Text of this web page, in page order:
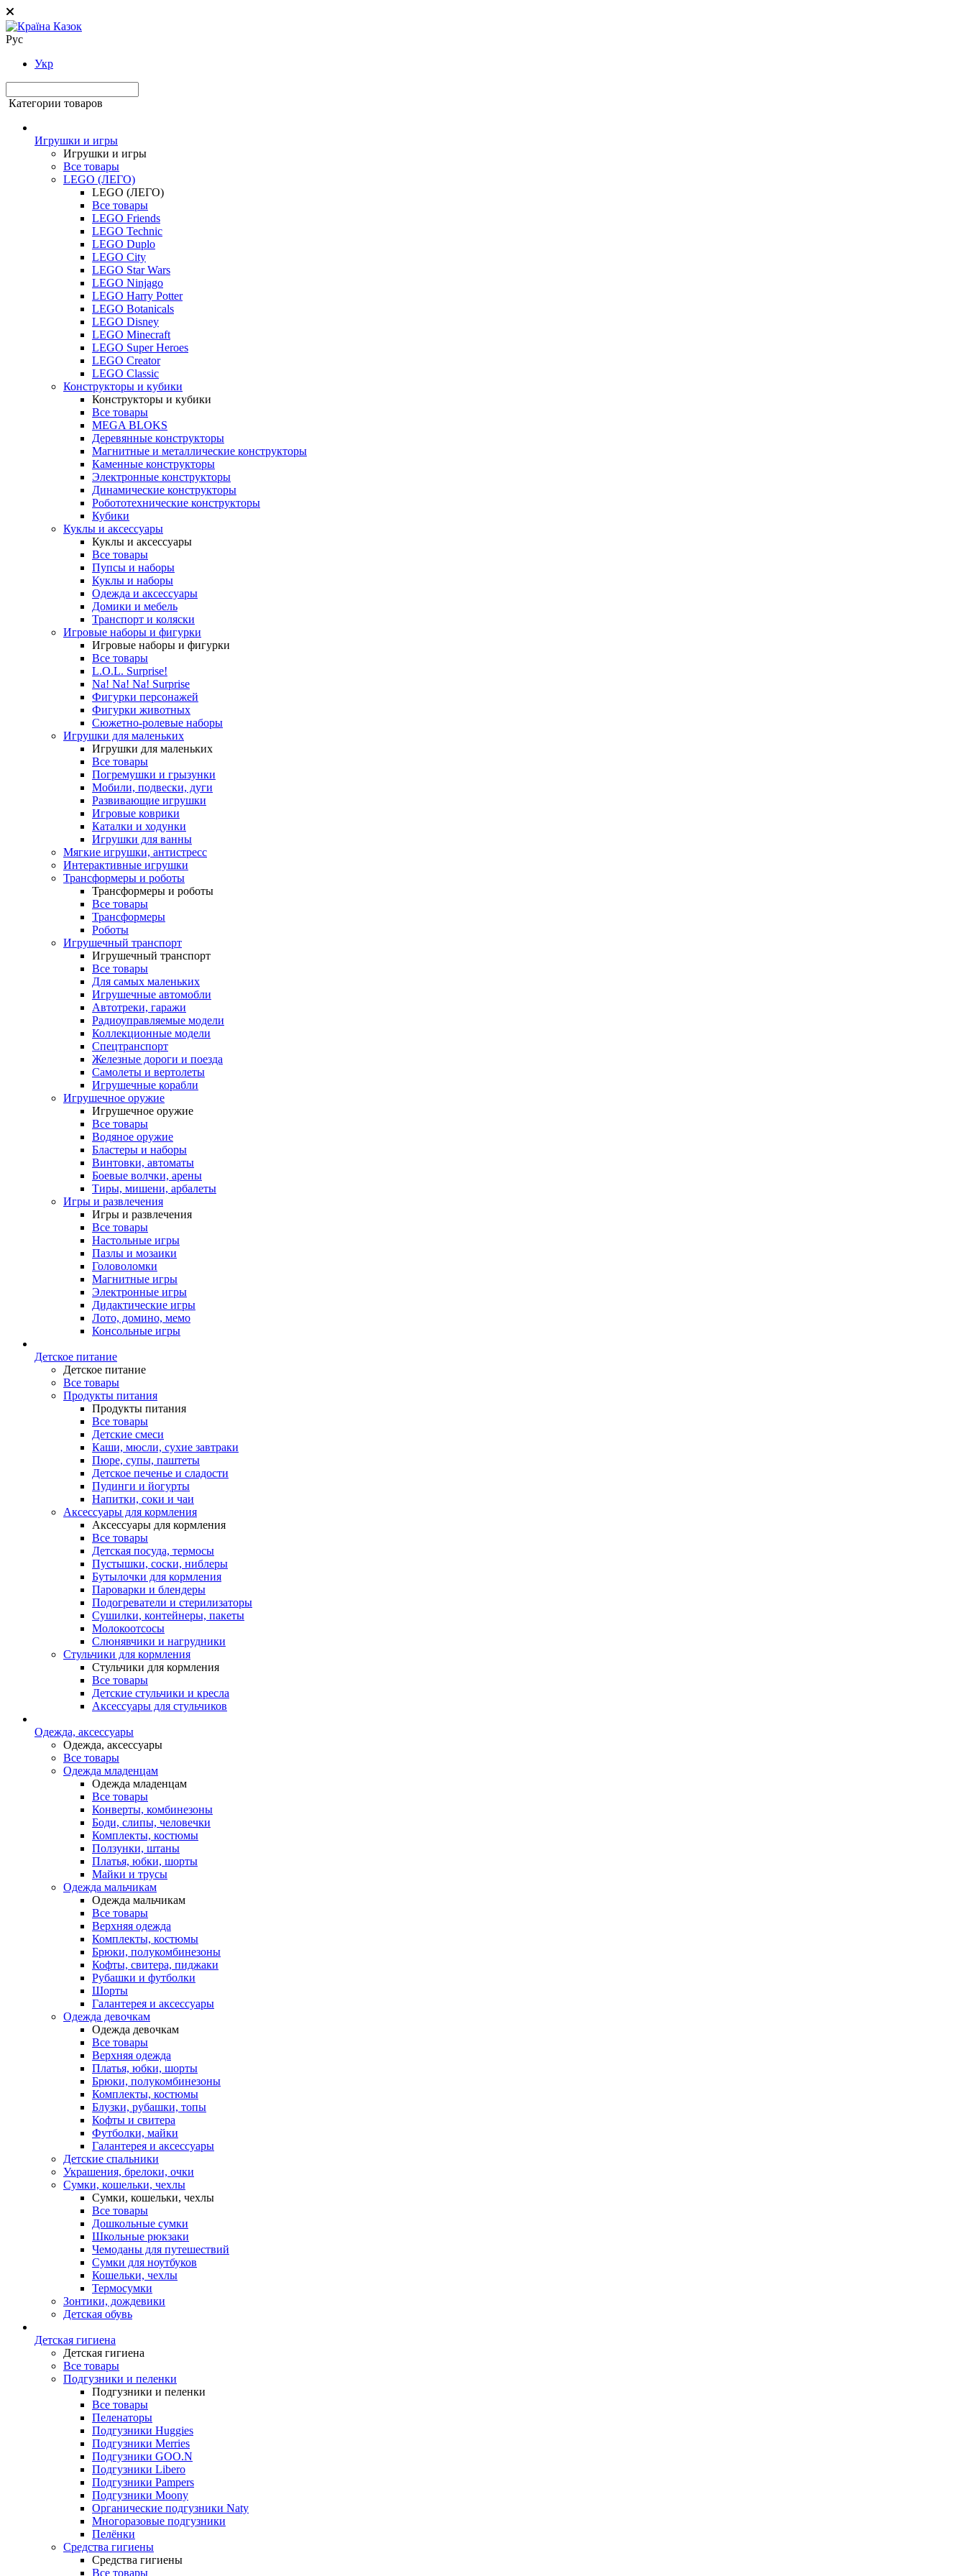
Рус
Укр
Категории товаров
Игрушки и игры
Игрушки и игры
Все товары
LEGO (ЛЕГО)
LEGO (ЛЕГО)
Все товары
LEGO Friends
LEGO Technic
LEGO Duplo
LEGO City
LEGO Star Wars
LEGO Ninjago
LEGO Harry Potter
LEGO Botanicals
LEGO Disney
LEGO Minecraft
LEGO Super Heroes
LEGO Creator
LEGO Classic
Конструкторы и кубики
Конструкторы и кубики
Все товары
MEGA BLOKS
Деревянные конструкторы
Магнитные и металлические конструкторы
Каменные конструкторы
Электронные конструкторы
Динамические конструкторы
Робототехнические конструкторы
Кубики
Куклы и аксессуары
Куклы и аксессуары
Все товары
Пупсы и наборы
Куклы и наборы
Одежда и аксессуары
Домики и мебель
Транспорт и коляски
Игровые наборы и фигурки
Игровые наборы и фигурки
Все товары
L.O.L. Surprise!
Na! Na! Na! Surprise
Фигурки персонажей
Фигурки животных
Сюжетно-ролевые наборы
Игрушки для маленьких
Игрушки для маленьких
Все товары
Погремушки и грызунки
Мобили, подвески, дуги
Развивающие игрушки
Игровые коврики
Каталки и ходунки
Игрушки для ванны
Мягкие игрушки, антистресс
Интерактивные игрушки
Трансформеры и роботы
Трансформеры и роботы
Все товары
Трансформеры
Роботы
Игрушечный транспорт
Игрушечный транспорт
Все товары
Для самых маленьких
Игрушечные автомобли
Автотреки, гаражи
Радиоуправляемые модели
Коллекционные модели
Спецтранспорт
Железные дороги и поезда
Самолеты и вертолеты
Игрушечные корабли
Игрушечное оружие
Игрушечное оружие
Все товары
Водяное оружие
Бластеры и наборы
Винтовки, автоматы
Боевые волчки, арены
Тиры, мишени, арбалеты
Игры и развлечения
Игры и развлечения
Все товары
Настольные игры
Пазлы и мозаики
Головоломки
Магнитные игры
Электронные игры
Дидактические игры
Лото, домино, мемо
Консольные игры
Детское питание
Детское питание
Все товары
Продукты питания
Продукты питания
Все товары
Детские смеси
Каши, мюсли, сухие завтраки
Пюре, супы, паштеты
Детское печенье и сладости
Пудинги и йогурты
Напитки, соки и чаи
Аксессуары для кормления
Аксессуары для кормления
Все товары
Детская посуда, термосы
Пустышки, соски, ниблеры
Бутылочки для кормления
Пароварки и блендеры
Подогреватели и стерилизаторы
Сушилки, контейнеры, пакеты
Молокоотсосы
Слюнявчики и нагрудники
Стульчики для кормления
Стульчики для кормления
Все товары
Детские стульчики и кресла
Аксессуары для стульчиков
Одежда, аксессуары
Одежда, аксессуары
Все товары
Одежда младенцам
Одежда младенцам
Все товары
Конверты, комбинезоны
Боди, слипы, человечки
Комплекты, костюмы
Ползунки, штаны
Платья, юбки, шорты
Майки и трусы
Одежда мальчикам
Одежда мальчикам
Все товары
Верхняя одежда
Комплекты, костюмы
Брюки, полукомбинезоны
Кофты, свитера, пиджаки
Рубашки и футболки
Шорты
Галантерея и аксессуары
Одежда девочкам
Одежда девочкам
Все товары
Верхняя одежда
Платья, юбки, шорты
Брюки, полукомбинезоны
Комплекты, костюмы
Блузки, рубашки, топы
Кофты и свитера
Футболки, майки
Галантерея и аксессуары
Детские спальники
Украшения, брелоки, очки
Сумки, кошельки, чехлы
Сумки, кошельки, чехлы
Все товары
Дошкольные сумки
Школьные рюкзаки
Чемоданы для путешествий
Сумки для ноутбуков
Кошельки, чехлы
Термосумки
Зонтики, дождевики
Детская обувь
Детская гигиена
Детская гигиена
Все товары
Подгузники и пеленки
Подгузники и пеленки
Все товары
Пеленаторы
Подгузники Huggies
Подгузники Merries
Подгузники GOO.N
Подгузники Libero
Подгузники Pampers
Подгузники Moony
Органические подгузники Naty
Многоразовые подгузники
Пелёнки
Средства гигиены
Средства гигиены
Все товары